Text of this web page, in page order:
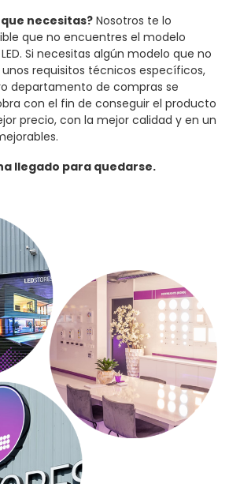
necesitas? Nosotros te lo
que no encuentres el modelo
Si necesitas algún modelo que no
requisitos técnicos específicos,
departamento de compras se
con el fin de conseguir el producto
precio, con la mejor calidad y en un
llegado para quedarse.